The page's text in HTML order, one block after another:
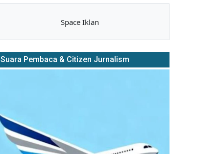
Space Iklan
Suara Pembaca & Citizen Jurnalism